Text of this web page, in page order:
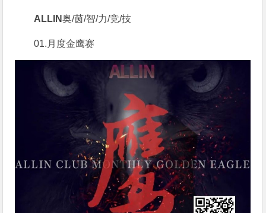
ALLIN奥/茵/智/力/竞/技
01.月度金鹰赛